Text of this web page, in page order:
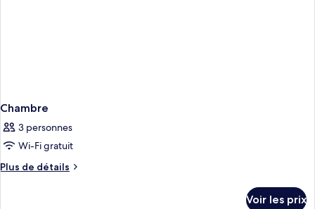
Chambre
3 personnes
Wi-Fi gratuit
Plus de détails
Plus
Voir les prix